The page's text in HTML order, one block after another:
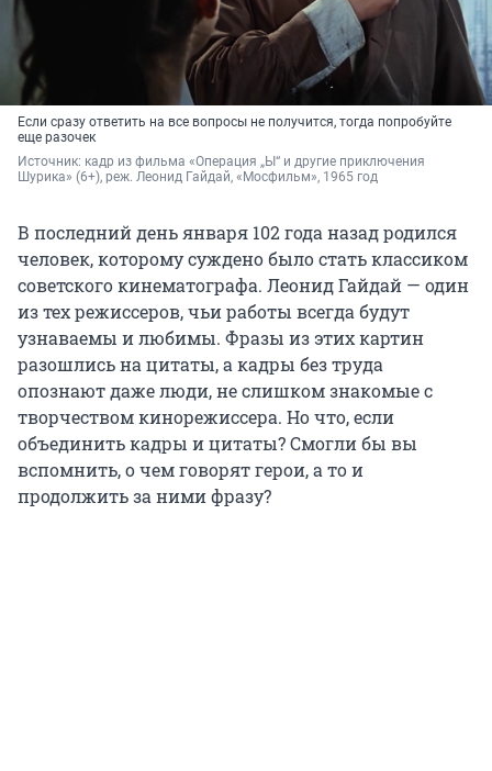
Если сразу ответить на все вопросы не получится, тогда попробуйте
еще разочек
Источник: кадр из фильма «Операция „Ы“ и другие приключения
Шурика» (6+), реж. Леонид Гайдай, «Мосфильм», 1965 год
В последний день января 102 года назад родился
человек, которому суждено было стать классиком
советского кинематографа. Леонид Гайдай — один
из тех режиссеров, чьи работы всегда будут
узнаваемы и любимы. Фразы из этих картин
разошлись на цитаты, а кадры без труда
опознают даже люди, не слишком знакомые с
творчеством кинорежиссера. Но что, если
объединить кадры и цитаты? Смогли бы вы
вспомнить, о чем говорят герои, а то и
продолжить за ними фразу?